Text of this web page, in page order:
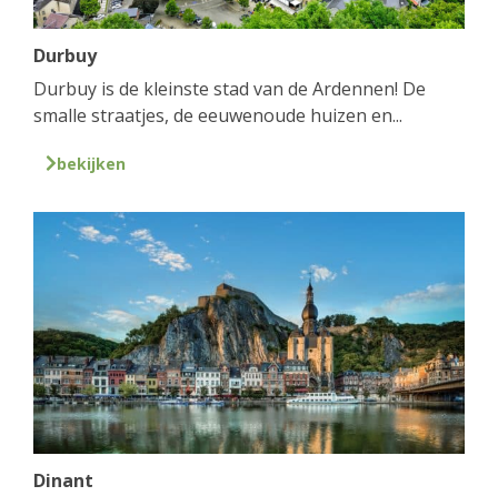
Durbuy
Durbuy is de kleinste stad van de Ardennen! De
smalle straatjes, de eeuwenoude huizen en...
bekijken
Dinant